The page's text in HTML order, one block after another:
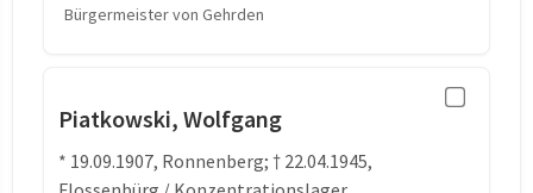
Bürgermeister von Gehrden
Piatkowski, Wolfgang
* 19.09.1907, Ronnenberg; † 22.04.1945,